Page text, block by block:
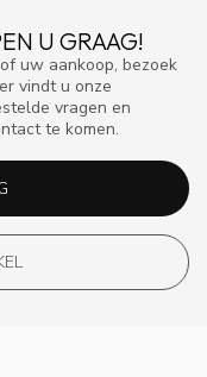
U GRAAG!
uw aankoop, bezoek
vindt u onze
vragen en
te komen.